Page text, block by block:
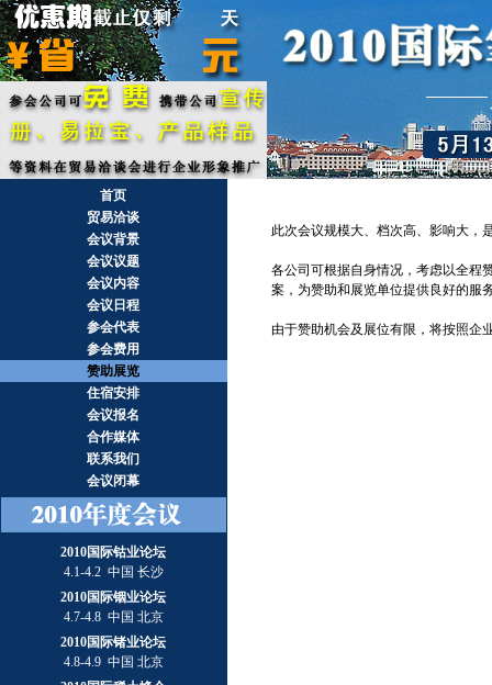
首页
贸易洽谈
会议背景
会议议题
会议内容
会议日程
参会代表
参会费用
赞助展览
住宿安排
会议报名
合作媒体
联系我们
会议闭幕
2010国际钴业论坛
4.1-4.2 中国 长沙
2010国际铟业论坛
4.7-4.8 中国 北京
2010国际锗业论坛
4.8-4.9 中国 北京
此次会议规模大、档次高、影响大，
各公司可根据自身情况，考虑以全程
案，为赞助和展览单位提供良好的服
由于赞助机会及展位有限，将按照企